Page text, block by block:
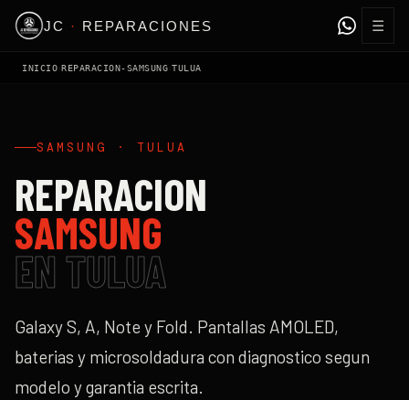
JC · REPARACIONES ☰
INICIO REPARACION-SAMSUNG TULUA
SAMSUNG · TULUA
REPARACION
SAMSUNG
EN TULUA
Galaxy S, A, Note y Fold. Pantallas AMOLED,
baterias y microsoldadura con diagnostico segun
modelo y garantia escrita.